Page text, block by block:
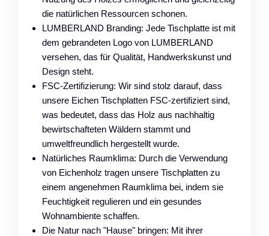
die natürlichen Ressourcen schonen.
LUMBERLAND Branding: Jede Tischplatte ist mit
dem gebrandeten Logo von LUMBERLAND
versehen, das für Qualität, Handwerkskunst und
Design steht.
FSC-Zertifizierung: Wir sind stolz darauf, dass
unsere Eichen Tischplatten FSC-zertifiziert sind,
was bedeutet, dass das Holz aus nachhaltig
bewirtschafteten Wäldern stammt und
umweltfreundlich hergestellt wurde.
Natürliches Raumklima: Durch die Verwendung
von Eichenholz tragen unsere Tischplatten zu
einem angenehmen Raumklima bei, indem sie
Feuchtigkeit regulieren und ein gesundes
Wohnambiente schaffen.
Die Natur nach "Hause" bringen: Mit ihrer